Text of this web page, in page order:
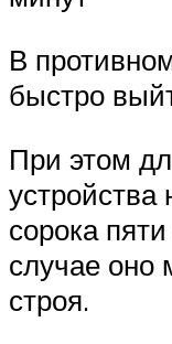
В
быстро
При этом
сорока
случае оно
строя.